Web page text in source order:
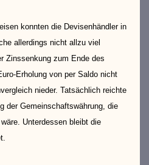
konnten die Devisenhändler in
allerdings nicht allzu viel
Zinssenkung zum Ende des
Erholung von per Saldo nicht
nieder. Tatsächlich reichte
der Gemeinschaftswährung, die
Unterdessen bleibt die